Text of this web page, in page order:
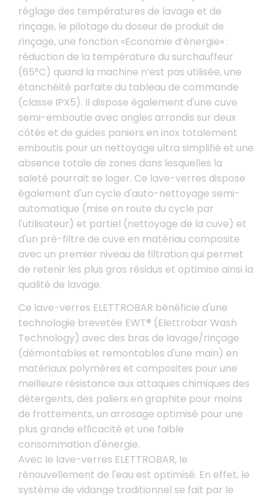
réglage des températures de lavage et de
rinçage, le pilotage du doseur de produit de
rinçage, une fonction «Economie d’énergie» :
réduction de la température du surchauffeur
(65°C) quand la machine n’est pas utilisée, une
étanchéité parfaite du tableau de commande
(classe IPX5). Il dispose également d'une cuve
semi-emboutie avec angles arrondis sur deux
côtés et de guides paniers en inox totalement
emboutis pour un nettoyage ultra simplifié et une
absence totale de zones dans lesquelles la
saleté pourrait se loger. Ce lave-verres dispose
également d'un cycle d'auto-nettoyage semi-
automatique (mise en route du cycle par
l'utilisateur) et partiel (nettoyage de la cuve) et
d'un pré-filtre de cuve en matériau composite
avec un premier niveau de filtration qui permet
de retenir les plus gros résidus et optimise ainsi la
qualité de lavage.
Ce lave-verres ELETTROBAR bénéficie d'une
technologie brevetée EWT® (Elettrobar Wash
Technology) avec des bras de lavage/rinçage
(démontables et remontables d'une main) en
matériaux polymères et composites pour une
meilleure résistance aux attaques chimiques des
détergents, des paliers en graphite pour moins
de frottements, un arrosage optimisé pour une
plus grande efﬁcacité et une faible
consommation d'énergie.
Avec le lave-verres ELETTROBAR, le
rénouvellement de l'eau est optimisé. En effet, le
système de vidange traditionnel se fait par le